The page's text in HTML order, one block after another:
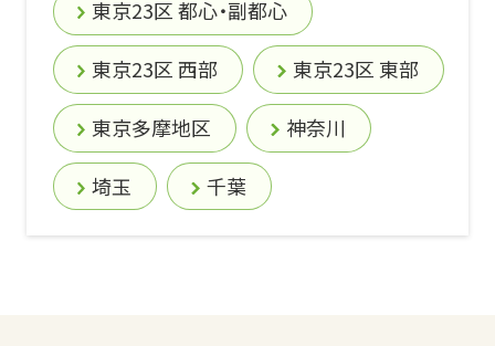
東京23区 都心・副都心
東京23区 西部 東京23区 東部
東京多摩地区 神奈川
埼玉 千葉